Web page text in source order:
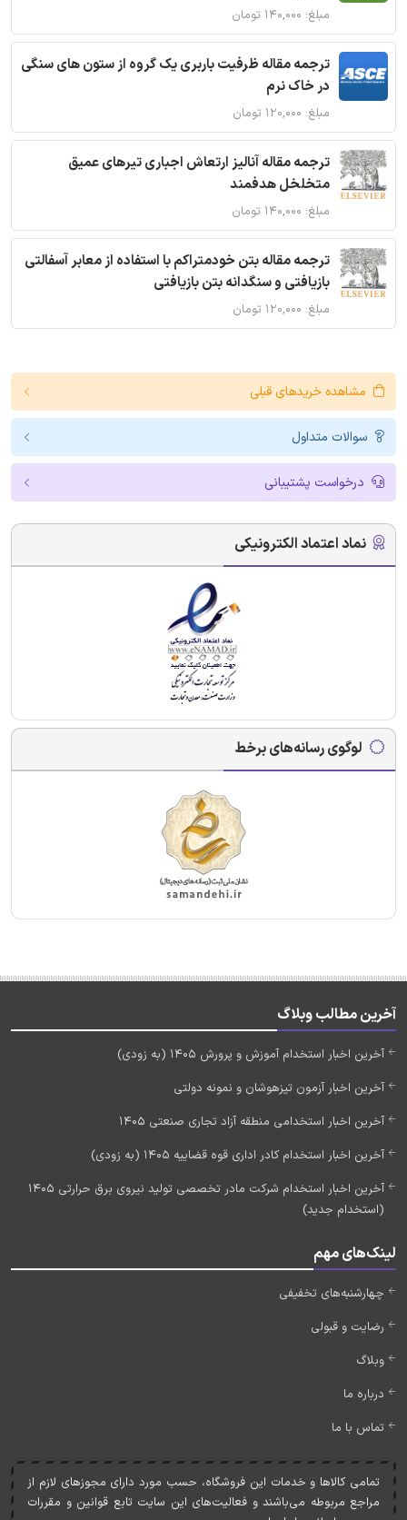
مبلغ: ۱۴۰,۰۰۰ تومان
ترجمه مقاله ظرفیت باربری یک گروه از ستون های سنگی
در خاک نرم
مبلغ: ۱۲۰,۰۰۰ تومان
ترجمه مقاله آنالیز ارتعاش اجباری تیرهای عمیق
متخلخل هدفمند
مبلغ: ۱۴۰,۰۰۰ تومان
ترجمه مقاله بتن خودمتراکم با استفاده از معابر آسفالتی
بازیافتی و سنگدانه بتن بازیافتی
مبلغ: ۱۲۰,۰۰۰ تومان
مشاهده خریدهای قبلی
سوالات متداول
درخواست پشتیبانی
نماد اعتماد الکترونیکی
لوگوی رسانه‌های برخط
آخرین مطالب وبلاگ
آخرین اخبار استخدام آموزش و پرورش 1405 (به زودی)
آخرین اخبار آزمون تیزهوشان و نمونه دولتی
آخرین اخبار استخدامی منطقه آزاد تجاری صنعتی 1405
آخرین اخبار استخدام کادر اداری قوه قضاییه 1405 (به زودی)
آخرین اخبار استخدام شرکت مادر تخصصی تولید نیروی برق حرارتی 1405
(استخدام جدید)
لینک‌های مهم
چهارشنبه‌های تخفیفی
رضایت و قبولی
وبلاگ
درباره ما
تماس با ما
تمامی کالاها و خدمات اين فروشگاه، حسب مورد دارای مجوزهای لازم از
مراجع مربوطه می‌باشند و فعاليت‌های اين سايت تابع قوانين و مقررات